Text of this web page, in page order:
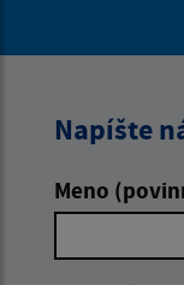
Napíšte
Meno